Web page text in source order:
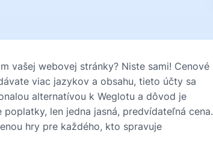
vašej webovej stránky? Niste sami! Cenové
viac jazykov a obsahu, tieto účty sa
alternatívou k Weglotu a dôvod je
len jedna jasná, predvídateľná cena.
hry pre každého, kto spravuje